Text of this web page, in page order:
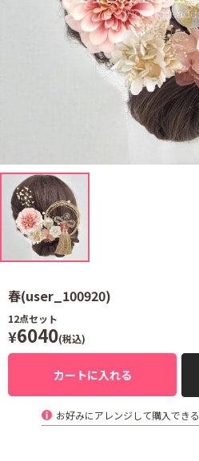
春(user_100920)
12点セット
¥6040(税込)
カートに入れる
お好みにアレンジして購入できる